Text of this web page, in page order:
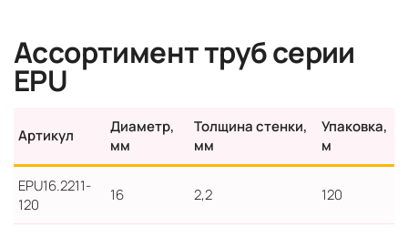
Ассортимент труб серии
EPU
Артикул
Диаметр,
мм
Толщина стенки,
мм
Упаковка,
м
EPU16.2211-
120
16 2,2 120